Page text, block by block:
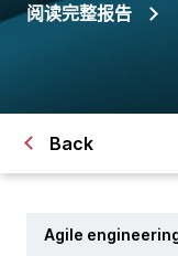
阅读完整报告
Back
Agile